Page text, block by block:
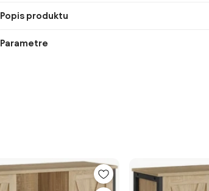
Popis produktu
Parametre